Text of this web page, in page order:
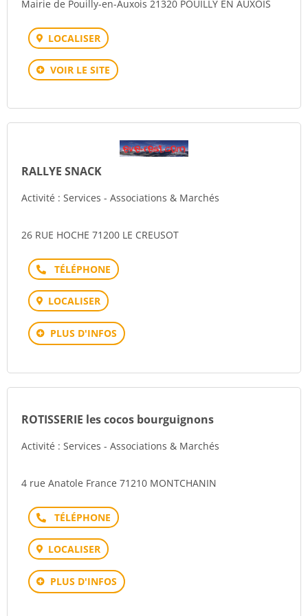
Mairie de Pouilly-en-Auxois 21320 POUILLY EN AUXOIS
LOCALISER
VOIR LE SITE
RALLYE SNACK
Activité : Services - Associations & Marchés
26 RUE HOCHE 71200 LE CREUSOT
Téléphone
LOCALISER
PLUS D'INFOS
ROTISSERIE les cocos bourguignons
Activité : Services - Associations & Marchés
4 rue Anatole France 71210 MONTCHANIN
Téléphone
LOCALISER
PLUS D'INFOS